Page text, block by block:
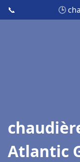
📞 🕒
Atlantic